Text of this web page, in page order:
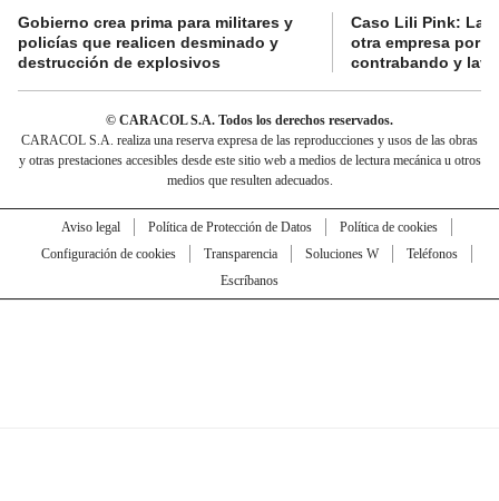
Gobierno crea prima para militares y
policías que realicen desminado y
destrucción de explosivos
Caso Lili Pink: La
otra empresa por
contrabando y
© CARACOL S.A. Todos los derechos reservados.
CARACOL S.A. realiza una reserva expresa de las reproducciones y usos de las obras
y otras prestaciones accesibles desde este sitio web a medios de lectura mecánica u otros
medios que resulten adecuados.
Aviso legal Política de Protección de Datos
Política de cookies
Configuración de cookies
Transparencia Soluciones W
Teléfonos
Escríbanos